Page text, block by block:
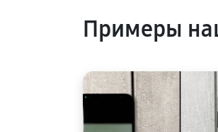
Примеры